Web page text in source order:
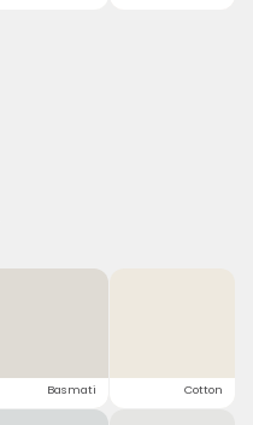
Basmati Cotton